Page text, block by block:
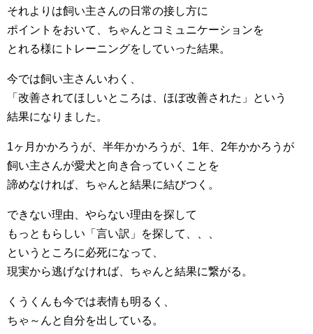
それよりは飼い主さんの日常の接し方に
ポイントをおいて、ちゃんとコミュニケーションを
とれる様にトレーニングをしていった結果。
今では飼い主さんいわく、
「改善されてほしいところは、ほぼ改善された」という
結果になりました。
1ヶ月かかろうが、半年かかろうが、1年、2年かかろうが
飼い主さんが愛犬と向き合っていくことを
諦めなければ、ちゃんと結果に結びつく。
できない理由、やらない理由を探して
もっともらしい「言い訳」を探して、、、
というところに必死になって、
現実から逃げなければ、ちゃんと結果に繋がる。
くうくんも今では表情も明るく、
ちゃ～んと自分を出している。